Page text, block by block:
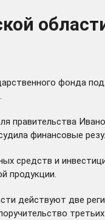
фонда
правительства
финансовые
средств и
продукции.
действуют две